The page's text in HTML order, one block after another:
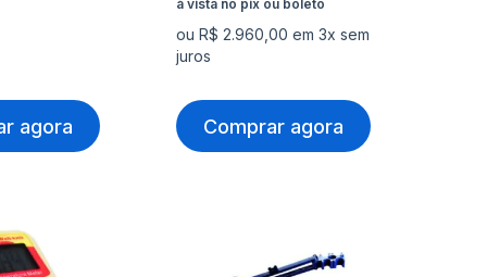
agora
ou R$ 2.960,00 em 3x sem
juros
Comprar agora